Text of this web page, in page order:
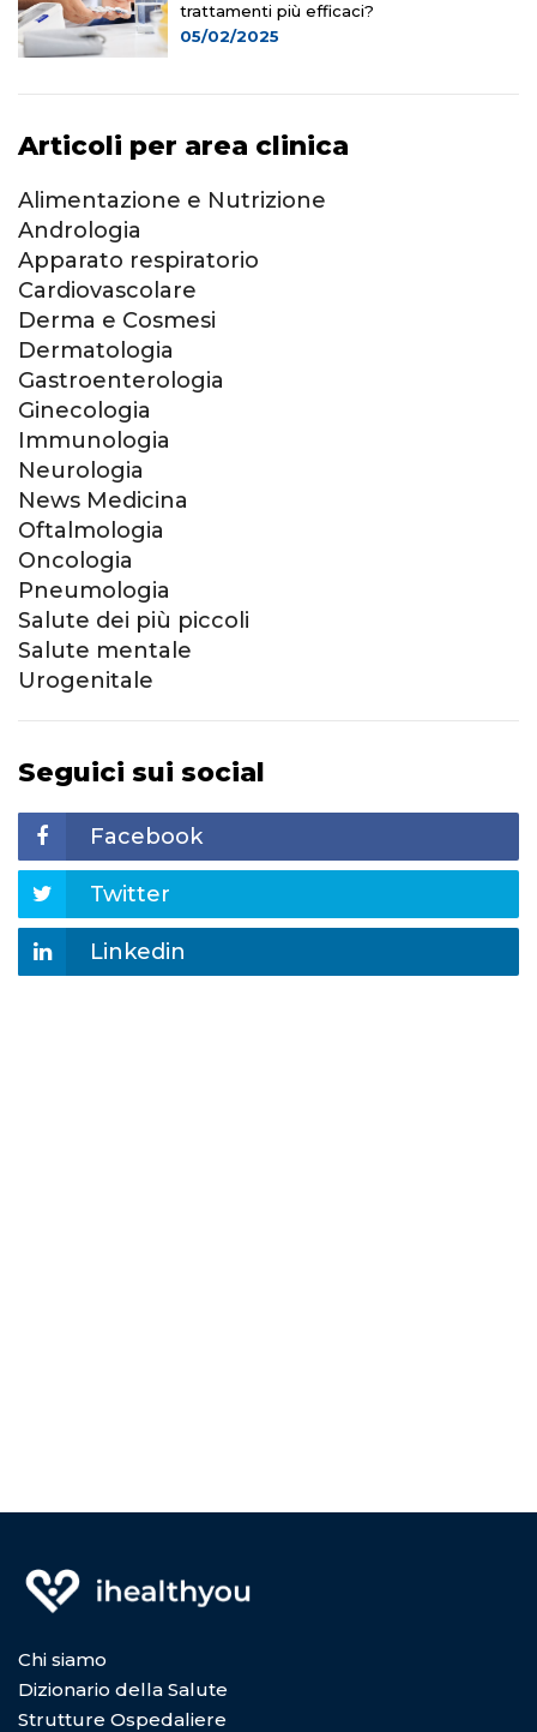
trattamenti più efficaci?
05/02/2025
Articoli per area clinica
Alimentazione e Nutrizione
Andrologia
Apparato respiratorio
Cardiovascolare
Derma e Cosmesi
Dermatologia
Gastroenterologia
Ginecologia
Immunologia
Neurologia
News Medicina
Oftalmologia
Oncologia
Pneumologia
Salute dei più piccoli
Salute mentale
Urogenitale
Seguici sui social
Facebook
Twitter
Linkedin
Chi siamo
Dizionario della Salute
Strutture Ospedaliere